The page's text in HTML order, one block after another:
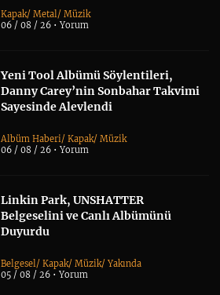
Kapak/Metal /Müzik
06 / 08 / 26 •Yorum
Yeni Tool Albümü Söylentileri,
Danny Carey’nin Sonbahar Takvimi
Sayesinde Alevlendi
Albüm Haberi/Kapak/Müzik
06 / 08 / 26 •Yorum
Linkin Park, UNSHATTER
Belgeselini ve Canlı Albümünü
Duyurdu
Belgesel/Kapak/Müzik/Yakında
05 / 08 / 26 •Yorum